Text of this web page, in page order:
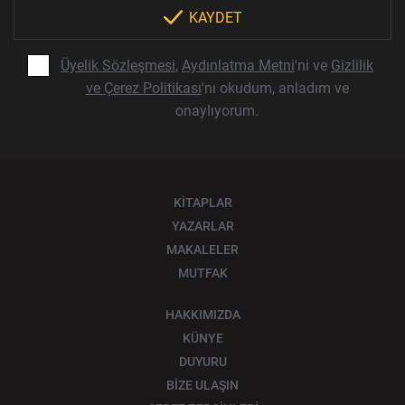
KAYDET
Üyelik Sözleşmesi, Aydınlatma Metni'ni ve Gizlilik
ve Çerez Politikası'nı okudum, anladım ve
onaylıyorum.
KİTAPLAR
YAZARLAR
MAKALELER
MUTFAK
HAKKIMIZDA
KÜNYE
DUYURU
BİZE ULAŞIN